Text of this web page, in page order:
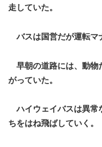
走していた。
バスは国営だが運転マ
早朝の道路には、動物
がっていた。
ハイウェイバスは異常
ちをはね飛ばしていく。